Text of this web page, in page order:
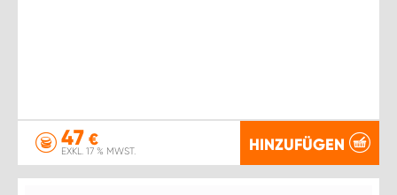
47 €
EXKL. 17 % MWST. HINZUFÜGEN